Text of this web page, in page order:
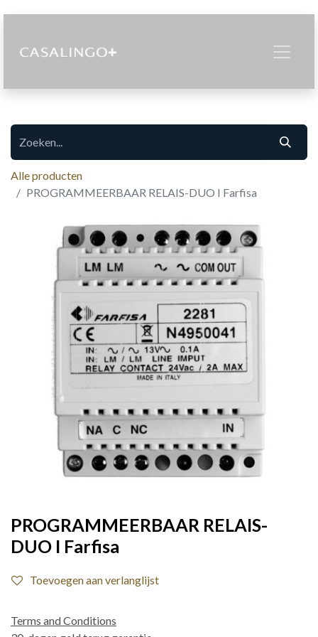
Alle producten
PROGRAMMEERBAAR RELAIS-DUO I Farfisa
PROGRAMMEERBAAR RELAIS-
DUO I Farfisa
Toevoegen aan verlanglijst
Terms and Conditions